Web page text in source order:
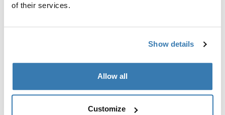
of their services.
Show details
Allow all
Customize
para transferir los derechos aquí, (iiii) eres mayor de
padres y (iiii) el uso que haga Thule AB de tus imágenes
no transgrede los derechos de terceros ni ninguna ley.
obligación de pagarte por el uso de tus imágenes.
personas que actúan en nombre de THULE de
cualquier reclamación (incluidas reclamaciones de